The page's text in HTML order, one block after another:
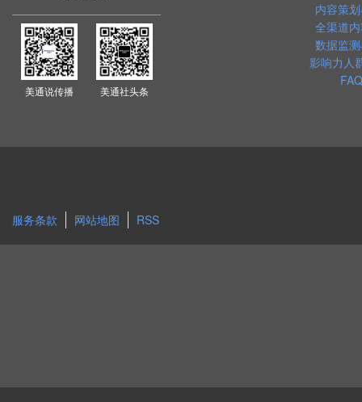
美通说传播 美通社头条
内容策
全渠道
数据监
影响力人
服务条款 网站地图 RSS